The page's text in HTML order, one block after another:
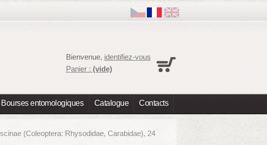
Bourses entomologiques Catalogue Contacts
Bienvenue, identifiez-vous
Panier : (vide)
(Coleoptera: Rhysodidae, Carabidae), 24
Aucun produit
Total 0,00 €
Les prix sont HT